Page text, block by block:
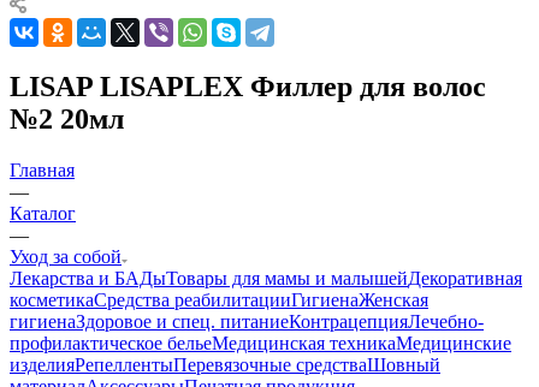
LISAP LISAPLEX Филлер для волос
№2 20мл
Главная
—
Каталог
—
Уход за собой
Лекарства и БАДыТовары для мамы и малышейДекоративная
косметикаСредства реабилитацииГигиенаЖенская
гигиенаЗдоровое и спец. питаниеКонтрацепцияЛечебно-
профилактическое бельеМедицинская техникаМедицинские
изделияРепеллентыПеревязочные средстваШовный